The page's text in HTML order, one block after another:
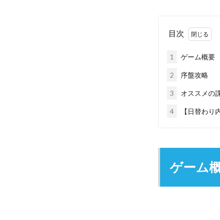
目次
1 ゲーム概要
2 序盤攻略
3 オススメの
4 【日替わり
ゲーム